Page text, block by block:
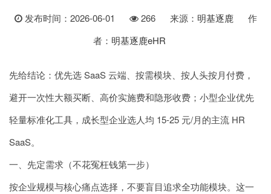
发布时间：2026-06-01 266 来源： 明基逐鹿
作
者： 明基逐鹿eHR
先给结论：优先选 SaaS 云端、按需模块、按人头按月付费，
避开一次性大额买断、高价实施费和隐形收费；小型企业优先
轻量标准化工具，成长型企业选人均 15-25 元/月的主流 HR
SaaS。
一、先定需求（不花冤枉钱第一步）
按企业规模与核心痛点选择，不要盲目追求全功能模块。这一